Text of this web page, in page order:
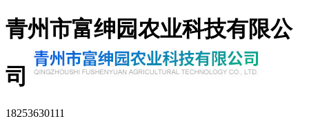
青州市富绅园农业科技有限公
司
18253630111